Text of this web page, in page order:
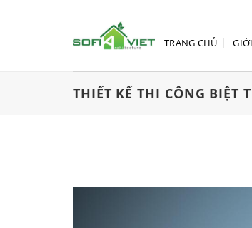
TRANG CHỦ
THIẾT KẾ THI CÔNG BIỆT